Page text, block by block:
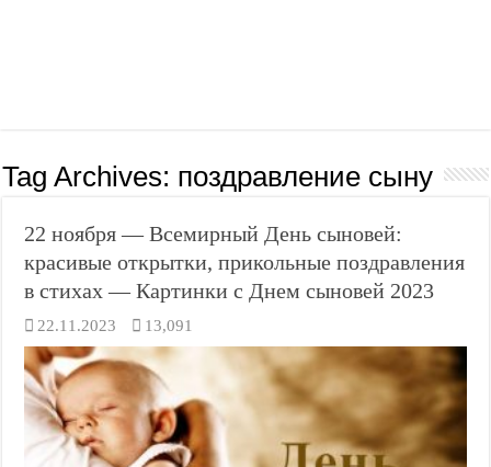
Tag Archives: поздравление сыну
22 ноября — Всемирный День сыновей:
красивые открытки, прикольные поздравления
в стихах — Картинки с Днем сыновей 2023
22.11.2023 13,091